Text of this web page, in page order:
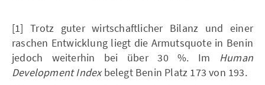
[1] Trotz guter wirtschaftlicher Bilanz und einer
raschen Entwicklung liegt die Armutsquote in Benin
jedoch weiterhin bei über 30 %. Im Human
Development Indexbelegt Benin Platz 173 von 193.